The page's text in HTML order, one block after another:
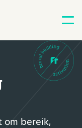
bereik,